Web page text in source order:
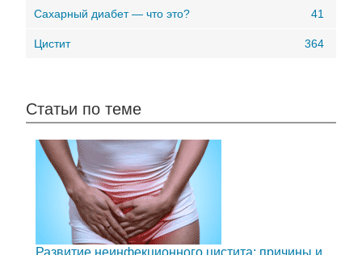
Сахарный диабет — что это? 41
Цистит 364
Статьи по теме
Развитие неинфекционного цистита: причины и